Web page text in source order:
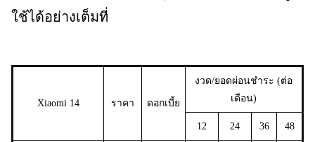
ใช้ได้อย่างเต็มที่
Xiaomi 14 ราคา ดอกเบี้ย
งวด/ยอดผ่อนชำระ (ต่อ
เดือน)
12 24 36 48